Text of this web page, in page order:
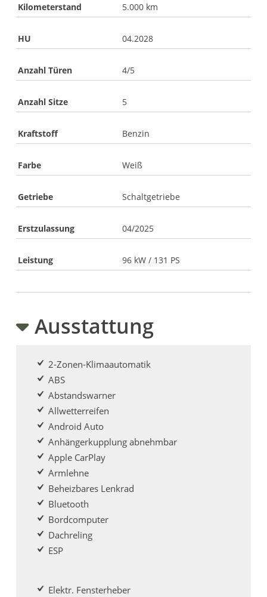
Kilometerstand 5.000 km
HU 04.2028
Anzahl Türen 4/5
Anzahl Sitze 5
Kraftstoff Benzin
Farbe Weiß
Getriebe Schaltgetriebe
Erstzulassung 04/2025
Leistung 96 kW / 131 PS
Ausstattung
2-Zonen-Klimaautomatik
ABS
Abstandswarner
Allwetterreifen
Android Auto
Anhängerkupplung abnehmbar
Apple CarPlay
Armlehne
Beheizbares Lenkrad
Bluetooth
Bordcomputer
Dachreling
ESP
Elektr. Fensterheber